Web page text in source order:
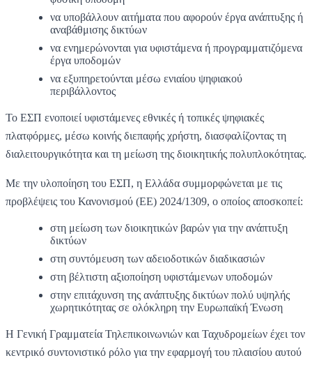
να υποβάλλουν αιτήματα που αφορούν έργα ανάπτυξης ή
αναβάθμισης δικτύων
να ενημερώνονται για υφιστάμενα ή προγραμματιζόμενα
έργα υποδομών
να εξυπηρετούνται μέσω ενιαίου ψηφιακού
περιβάλλοντος
Το ΕΣΠ ενοποιεί υφιστάμενες εθνικές ή τοπικές ψηφιακές
πλατφόρμες, μέσω κοινής διεπαφής χρήστη, διασφαλίζοντας τη
διαλειτουργικότητα και τη μείωση της διοικητικής πολυπλοκότητας.
Με την υλοποίηση του ΕΣΠ, η Ελλάδα συμμορφώνεται με τις
προβλέψεις του Κανονισμού (ΕΕ) 2024/1309, ο οποίος αποσκοπεί:
στη μείωση των διοικητικών βαρών για την ανάπτυξη
δικτύων
στη συντόμευση των αδειοδοτικών διαδικασιών
στη βέλτιστη αξιοποίηση υφιστάμενων υποδομών
στην επιτάχυνση της ανάπτυξης δικτύων πολύ υψηλής
χωρητικότητας σε ολόκληρη την Ευρωπαϊκή Ένωση
Η Γενική Γραμματεία Τηλεπικοινωνιών και Ταχυδρομείων έχει τον
κεντρικό συντονιστικό ρόλο για την εφαρμογή του πλαισίου αυτού